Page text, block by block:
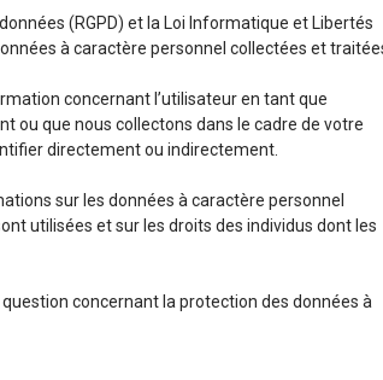
(RGPD) et la Loi Informatique et Libertés
à caractère personnel collectées et
concernant l’utilisateur en tant que
ou que nous collectons dans le cadre de votre
directement ou indirectement.
sur les données à caractère personnel
utilisées et sur les droits des individus dont les
question concernant la protection des données à